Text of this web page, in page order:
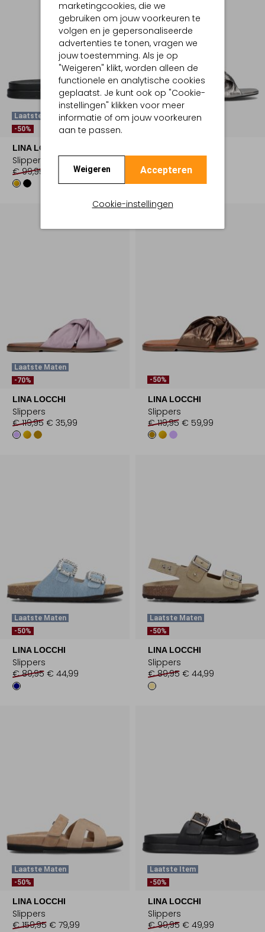
marketingcookies, die we
gebruiken om jouw voorkeuren te
volgen en je gepersonaliseerde
advertenties te tonen, vragen we
jouw toestemming. Als je op
"Weigeren" klikt, worden alleen de
functionele en analytische cookies
geplaatst. Je kunt ook op "Cookie-
instellingen" klikken voor meer
informatie of om jouw voorkeuren
aan te passen.
Weigeren Accepteren
Cookie-instellingen
Laatste Maten
-50%
LINA LOCCHI
Slippers
€ 99,95
€ 49,99
Laatste Item
€ 139,95 € 41,99
Laatste Maten
-70%
LINA LOCCHI
Slippers
€ 119,95 € 35,99
-50%
LINA LOCCHI
Slippers
€ 119,95 € 59,99
Laatste Maten
-50%
LINA LOCCHI
Slippers
€ 89,95 € 44,99
Laatste Maten
-50%
LINA LOCCHI
Slippers
€ 89,95 € 44,99
Laatste Maten
-50%
LINA LOCCHI
Slippers
€ 159,95 € 79,99
Laatste Item
-50%
LINA LOCCHI
Slippers
€ 99,95 € 49,99